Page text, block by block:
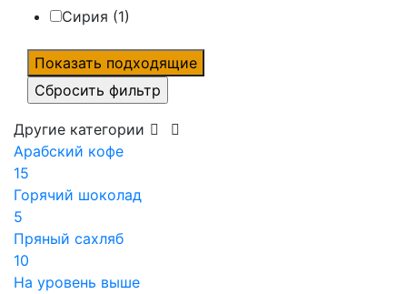
Сирия (1)
Другие категории
Арабский кофе
15
Горячий шоколад
5
Пряный сахляб
10
На уровень выше